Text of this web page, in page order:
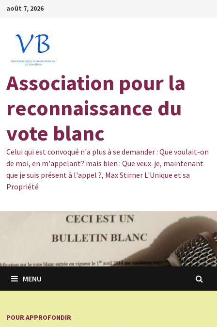
Passer
contenu
août 7, 2026
Association pour la
reconnaissance du
vote blanc
Celui qui est convoqué n'a plus à se demander : Que voulait-on
de moi, en m'appelant? mais bien : Que veux-je, maintenant
que je suis présent à l'appel ?, Max Stirner L'Unique et sa
Propriété
MENU
POUR APPROFONDIR